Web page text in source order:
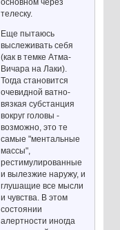
телеску.
Еще пытаюсь
выслеживать себя
(как в темке Атма-
Вичара на Лаки).
Тогда становится
очевидной ватно-
вязкая субстанция
вокруг головы -
возможно, это те
самые "ментальные
массы",
рестимулированные
и вылезжие наружу, и
глушащие все мысли
и чувства. В этом
состоянии
алертности иногда